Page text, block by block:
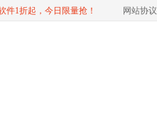
件1折起，今日限量抢！ 网站协议